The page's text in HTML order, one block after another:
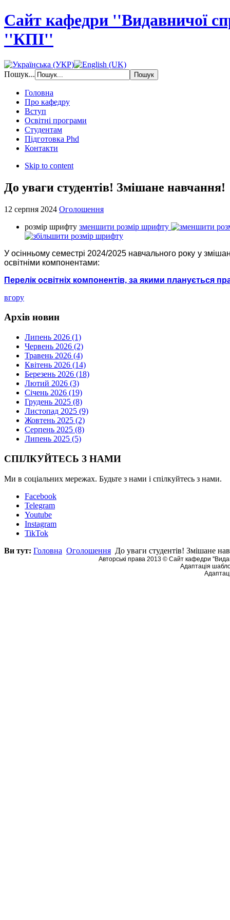
Сайт кафедри ''Видавничої
''КПІ''
Пошук...
Головна
Про кафедру
Вступ
Освітні програми
Студентам
Підготовка Phd
Контакти
Skip to content
До уваги студентів! Змішане навчання!
12 серпня 2024 Оголошення
розмір шрифту зменшити розмір шрифту
У осінньому семестрі 2024/2025 навчального року у
освітніми компонентами:
Перелік освітніх компонентів, за якими планується
вгору
Архів новин
Липень 2026 (1)
Червень 2026 (2)
Травень 2026 (4)
Квітень 2026 (14)
Березень 2026 (18)
Лютий 2026 (3)
Січень 2026 (19)
Грудень 2025 (8)
Листопад 2025 (9)
Жовтень 2025 (2)
Серпень 2025 (8)
Липень 2025 (5)
СПІЛКУЙТЕСЬ З НАМИ
Ми в соціальних мережах. Будьте з нами і спілкуйтесь з нами.
Facebook
Telegram
Youtube
Instagram
TikTok
Ви тут: Головна Оголошення До уваги студентів! Змішане
Авторські права 2013 © Сайт кафедри
Адаптація